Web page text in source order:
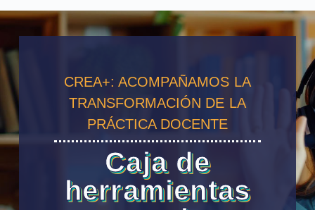
CREA+: ACOMPAÑAMOS LA
TRANSFORMACIÓN DE LA
PRÁCTICA DOCENTE
Caja de
herramientas